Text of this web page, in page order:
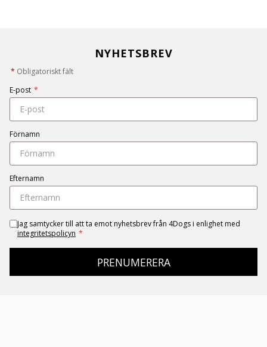
NYHETSBREV
* Obligatoriskt fält
E-post *
Förnamn
Efternamn
Jag samtycker till att ta emot nyhetsbrev från 4Dogs i enlighet med
integritetspolicyn *
PRENUMERERA